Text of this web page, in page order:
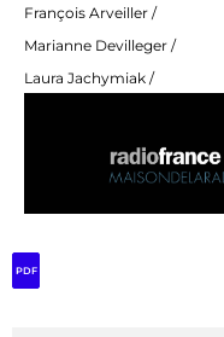
François Arveiller /
Marianne Devilleger /
Laura Jachymiak /
PDF